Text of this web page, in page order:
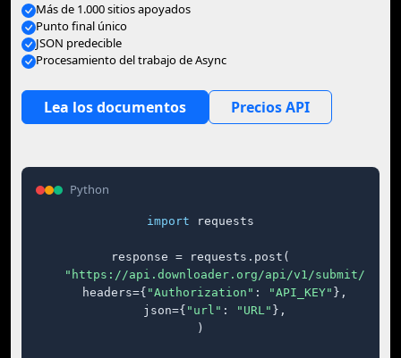
Más de 1.000 sitios apoyados
Punto final único
JSON predecible
Procesamiento del trabajo de Async
Lea los documentos Precios API
Python
import requests
response = requests.post(
"https://api.downloader.org/api/v1/submit/"
    headers={
"Authorization" : "API_KEY" },
    json={
"url" : "URL" },
)